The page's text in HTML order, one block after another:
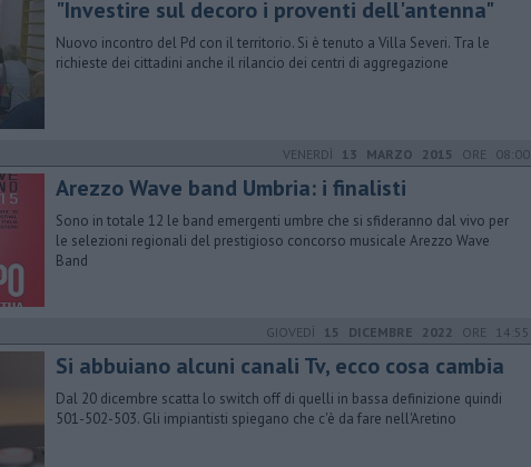
"Investire sul decoro i proventi dell'antenna"
Nuovo incontro del Pd con il territorio. Si è tenuto a Villa Severi. Tra le
richieste dei cittadini anche il rilancio dei centri di aggregazione
VENERDÌ 13 MARZO 2015 ORE 08:00
Arezzo Wave band Umbria: i finalisti
​Sono in totale 12 le band emergenti umbre che si sfideranno dal vivo per
le selezioni regionali del prestigioso concorso musicale Arezzo Wave
Band
GIOVEDÌ 15 DICEMBRE 2022 ORE 14:55
Si abbuiano alcuni canali Tv, ecco cosa cambia
Dal 20 dicembre scatta lo switch off di quelli in bassa definizione quindi
501-502-503. Gli impiantisti spiegano che c'è da fare nell'Aretino